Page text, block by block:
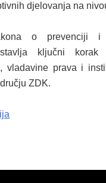
djelovanja na
o prevenciji i
ključni
vladavine prava i
ZDK.